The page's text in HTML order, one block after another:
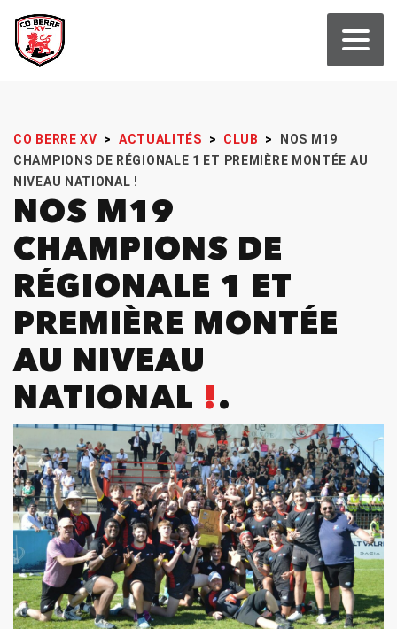
CO BERRE XV > ACTUALITÉS > CLUB >
NOS M19
CHAMPIONS DE RÉGIONALE 1 ET PREMIÈRE MONTÉE AU
NIVEAU NATIONAL !
NOS M19
CHAMPIONS DE
RÉGIONALE 1 ET
PREMIÈRE MONTÉE
AU NIVEAU
NATIONAL !